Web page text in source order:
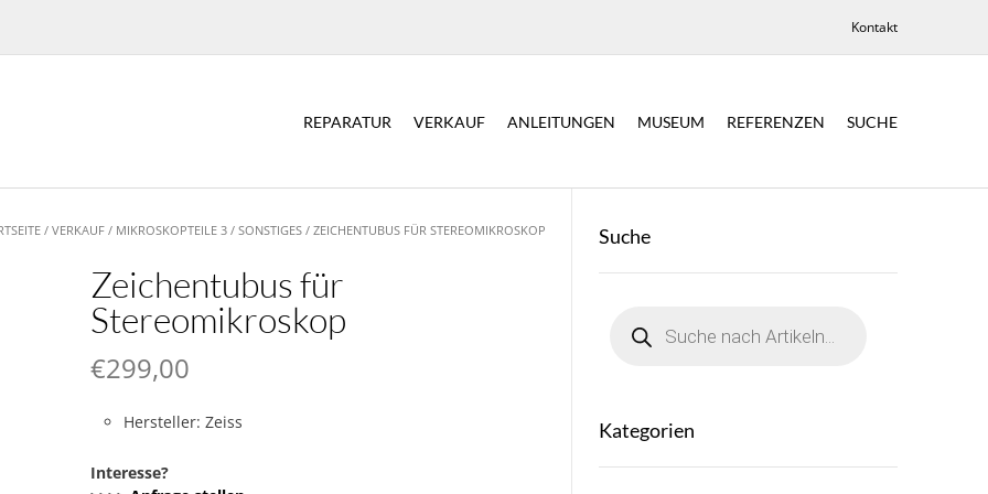
Kontakt
REPARATUR VERKAUF ANLEITUNGEN MUSEUM REFERENZEN SUCHE
/VERKAUF / MIKROSKOPTEILE 3 /SONSTIGES / ZEICHENTUBUS FÜR STEREOMIKROSKOP
Zeichentubus für
Stereomikroskop
€299,00
Hersteller: Zeiss
Interesse?
Suche
search
Kategorien